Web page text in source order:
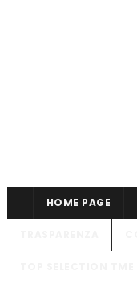
HOME PAGE